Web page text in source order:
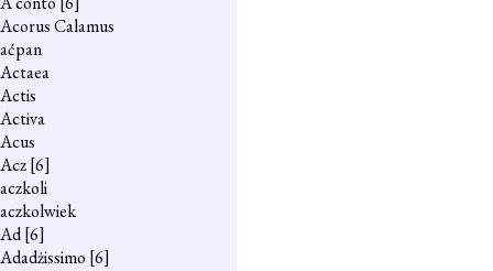
Acorus Calamus
aćpan
Actaea
Actis
Activa
Acus
Acz[6]
aczkoli
aczkolwiek
Ad[6]
Adadżissimo [6]